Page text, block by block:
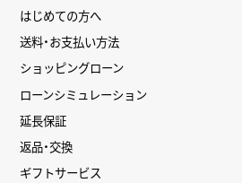
はじめての方へ
送料・お支払い方法
ショッピングローン
ローンシミュレーション
延長保証
返品・交換
ギフトサービス